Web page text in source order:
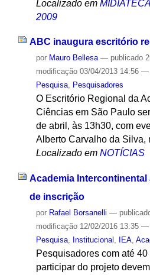
Localizado em MIDIATECA
2009
ABC inaugura escritório
por Mauro Bellesa — publicado
modificação03/04/2013 14:56 —
Pesquisa, Pesquisadores
O Escritório Regional da
Ciências em São Paulo
de abril, às 13h30, com
Alberto Carvalho da Silva,
Localizado em NOTÍCIAS
Academia
de inscrição
por Rafael Borsanelli —
modificação12/02/2016 13:35 —
Pesquisa, Institucional , IEA,
Pesquisadores com até
participar do projeto